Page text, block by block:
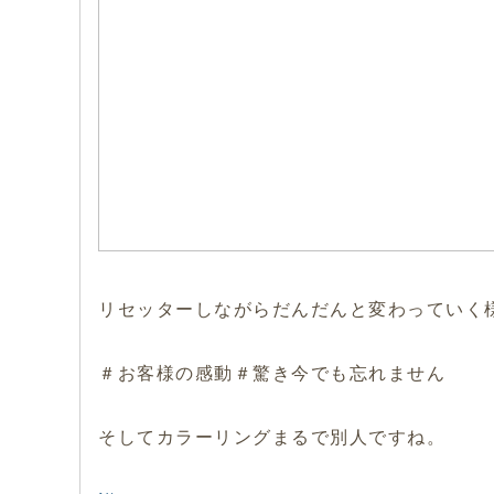
リセッターしながらだんだんと変わっていく
＃お客様の感動＃驚き今でも忘れません
そしてカラーリングまるで別人ですね。